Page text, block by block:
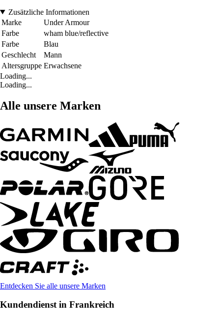
Zusätzliche Informationen
Marke
Under Armour
Farbe
wham blue/reflective
Farbe
Blau
Geschlecht
Mann
Altersgruppe Erwachsene
Loading...
Loading...
Alle unsere Marken
Entdecken Sie alle unsere Marken
Kundendienst in Frankreich